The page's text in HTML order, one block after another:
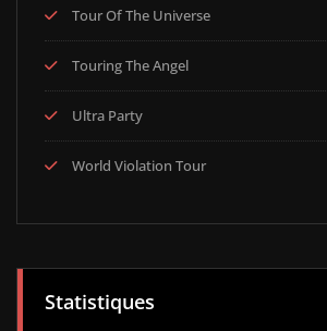
Tour Of The Universe
Touring The Angel
Ultra Party
World Violation Tour
Statistiques